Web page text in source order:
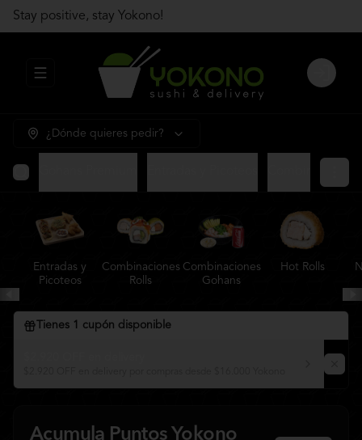
Stay positive, stay Yokono!
Abrir menu de navegación Login
¿Dónde quieres pedir?
Entradas y
Picoteos
Combinaciones
Rolls
Combinaciones
Gohans
Hot Rolls
Tienes 1 cupón disponible
Acumula Puntos Yokono